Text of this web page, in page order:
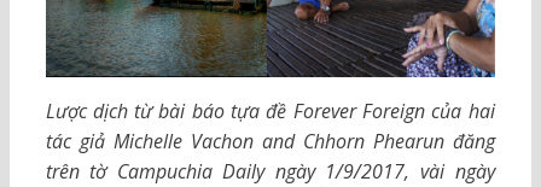
Lược dịch từ bài báo tựa đề Forever Foreign của hai
tác giả Michelle Vachon and Chhorn Phearun đăng
trên tờ Campuchia Daily ngày 1/9/2017, vài ngày